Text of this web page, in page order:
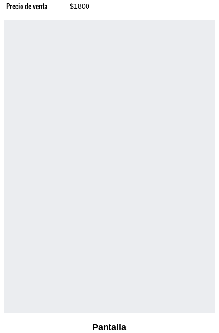
Precio de venta $1800
Pantalla